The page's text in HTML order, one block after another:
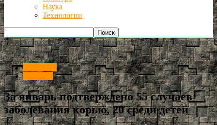
Наука
Технологии
РИА Астрахань Здоровье За январь подтверждено 55 случаев
заболевания корью, 20 среди детей
За январь подтверждено 55 случаев
заболевания корью, 20 среди детей